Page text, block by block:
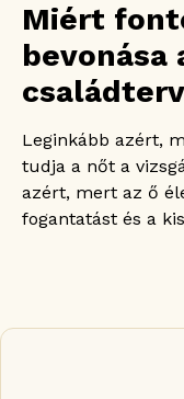
Miért
bevonása
Leginkább azért,
tudja a nőt a
azért, mert az ő
fogantatást és a